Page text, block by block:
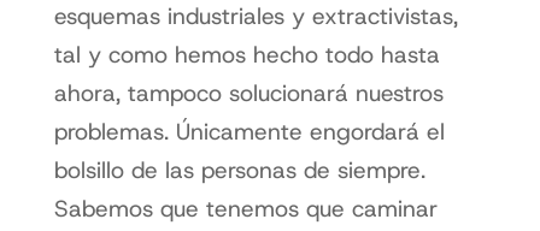
esquemas industriales y extractivistas,
tal y como hemos hecho todo hasta
ahora, tampoco solucionará nuestros
problemas. Únicamente engordará el
bolsillo de las personas de siempre.
Sabemos que tenemos que caminar